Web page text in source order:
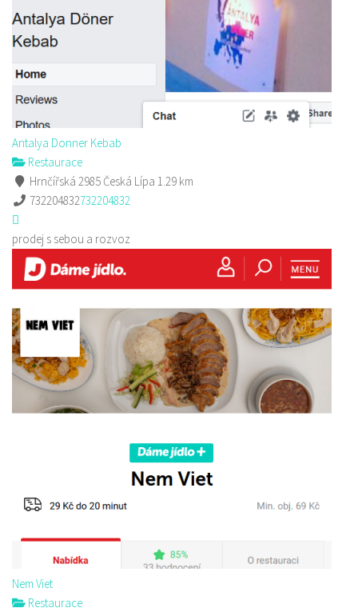
Antalya Donner Kebab
Restaurace
Hrnčířská 2985 Česká Lípa 1.29 km
732204832732204832
prodej s sebou a rozvoz
Nem Viet
Restaurace